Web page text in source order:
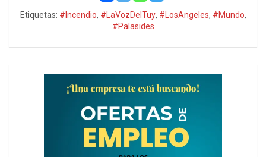
Etiquetas: #Incendio, #LaVozDelTuy, #LosAngeles, #Mundo,
#Palasides